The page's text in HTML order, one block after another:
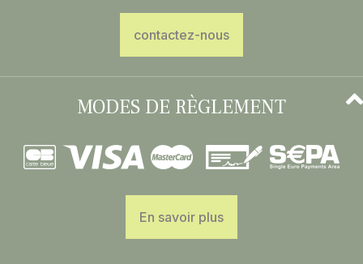
contactez-nous
MODES DE RÈGLEMENT
En savoir plus